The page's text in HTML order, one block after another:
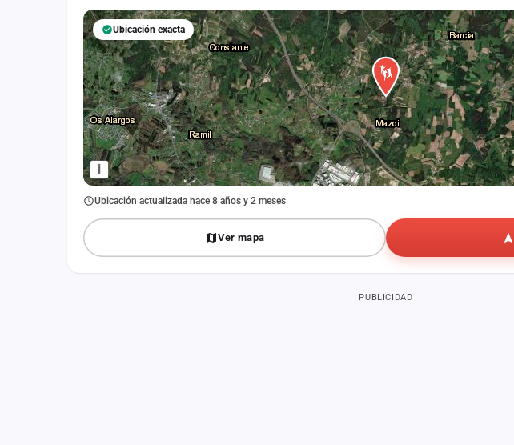
i
Ubicación exacta
Ubicación actualizada hace 8 años y 2 meses
Ver mapa
PUBLICIDAD
Iniciar sesión
Crear cuenta
Administración